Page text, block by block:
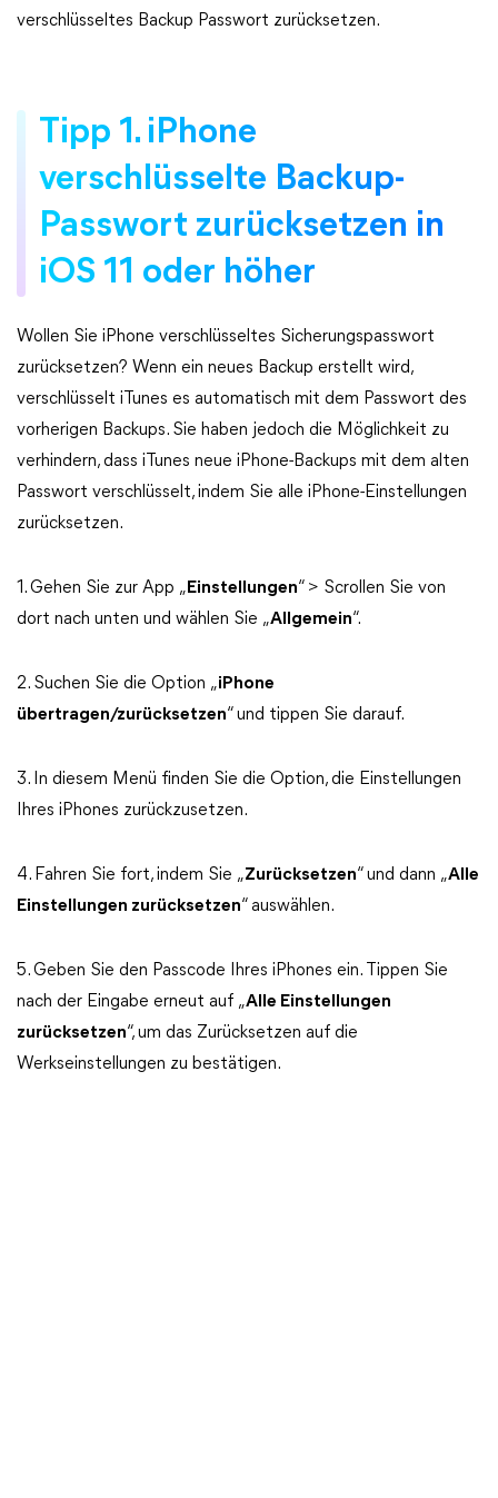
verschlüsseltes Backup Passwort zurücksetzen.
Tipp 1. iPhone
verschlüsselte Backup-
Passwort zurücksetzen in
iOS 11 oder höher
Wollen Sie iPhone verschlüsseltes Sicherungspasswort
zurücksetzen? Wenn ein neues Backup erstellt wird,
verschlüsselt iTunes es automatisch mit dem Passwort des
vorherigen Backups. Sie haben jedoch die Möglichkeit zu
verhindern, dass iTunes neue iPhone-Backups mit dem alten
Passwort verschlüsselt, indem Sie alle iPhone-Einstellungen
zurücksetzen.
1. Gehen Sie zur App „ Einstellungen“ > Scrollen Sie von
dort nach unten und wählen Sie „Allgemein“.
2. Suchen Sie die Option „iPhone
übertragen/zurücksetzen“ und tippen Sie darauf.
3. In diesem Menü finden Sie die Option, die Einstellungen
Ihres iPhones zurückzusetzen.
4. Fahren Sie fort, indem Sie „Zurücksetzen“ und dann „Alle
Einstellungen zurücksetzen“ auswählen.
5. Geben Sie den Passcode Ihres iPhones ein. Tippen Sie
nach der Eingabe erneut auf „Alle Einstellungen
zurücksetzen“, um das Zurücksetzen auf die
Werkseinstellungen zu bestätigen.